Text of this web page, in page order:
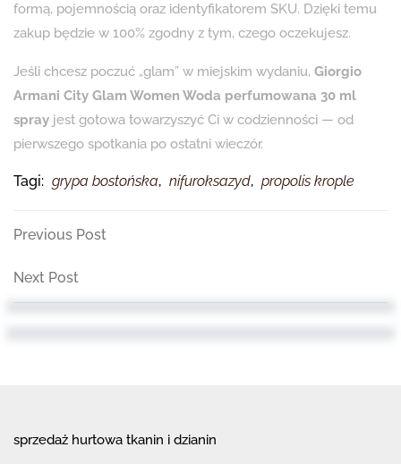
formą, pojemnością oraz identyfikatorem SKU. Dzięki temu
zakup będzie w 100% zgodny z tym, czego oczekujesz.
Jeśli chcesz poczuć „glam” w miejskim wydaniu, Giorgio
Armani City Glam Women Woda perfumowana 30 ml
spray jest gotowa towarzyszyć Ci w codzienności — od
pierwszego spotkania po ostatni wieczór.
Tagi: grypa bostońska, nifuroksazyd, propolis krople
Nawigacja
wpisu
Previous
Previous Post
Next
Post
Next Post
sprzedaż hurtowa tkanin i dzianin